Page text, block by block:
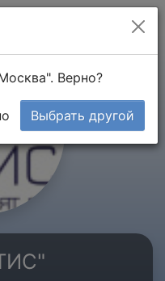
Верно?
Выбрать другой